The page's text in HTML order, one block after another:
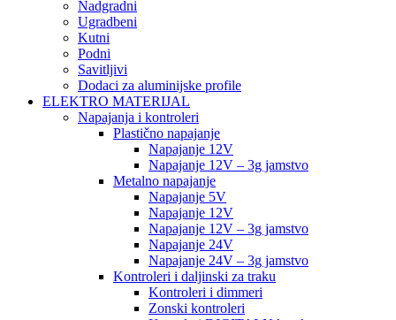
Nadgradni
Ugradbeni
Kutni
Podni
Savitljivi
Dodaci za aluminijske profile
ELEKTRO MATERIJAL
Napajanja i kontroleri
Plastično napajanje
Napajanje 12V
Napajanje 12V – 3g jamstvo
Metalno napajanje
Napajanje 5V
Napajanje 12V
Napajanje 12V – 3g jamstvo
Napajanje 24V
Napajanje 24V – 3g jamstvo
Kontroleri i daljinski za traku
Kontroleri i dimmeri
Zonski kontroleri